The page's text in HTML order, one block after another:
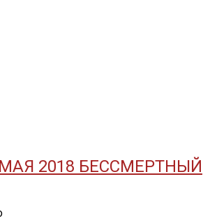
2018 БЕССМЕРТНЫЙ